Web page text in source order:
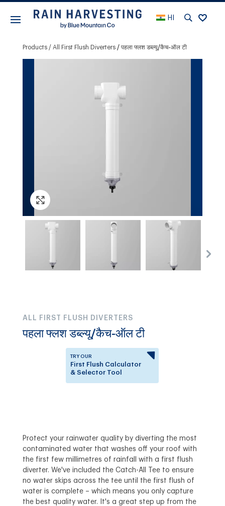
HI
Products All First Flush Diverters पहला फ्लश डब्ल्यू/कैच-ऑल टी
ALL FIRST FLUSH DIVERTERS
पहला फ्लश डब्ल्यू/कैच-ऑल टी
TRY OUR
First Flush Calculator
& Selector Tool
Protect your rainwater quality by diverting the most
contaminated water that washes off your roof with
the first few millimetres of rainfall with a first flush
diverter. We've included the Catch-All Tee to ensure
no water skips across the tee until the first flush of
water is complete – which means you only capture
the best quality water. It's a great step up from the